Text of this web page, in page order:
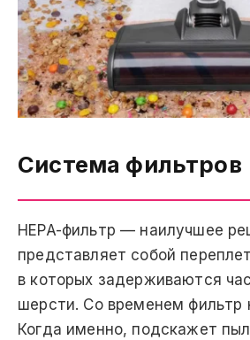
Система фильтров
HEPA-фильтр — наилучшее
представляет собой
в которых задерживаются
шерсти. Со временем фильтр
Когда именно, подскажет